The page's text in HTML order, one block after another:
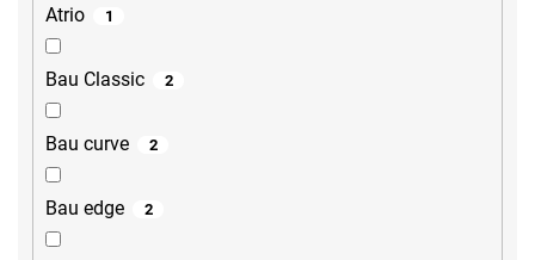
Atrio 1
Bau Classic 2
Bau curve 2
Bau edge 2